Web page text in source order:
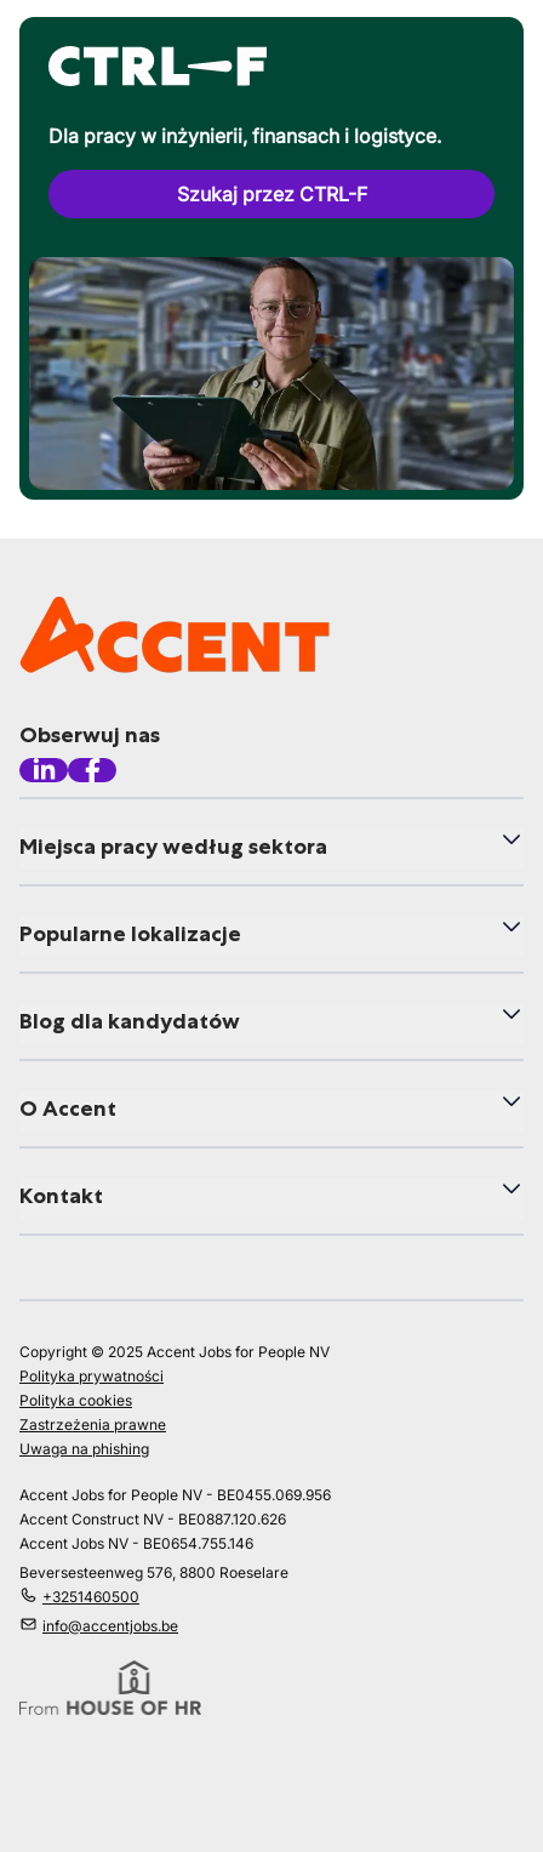
Dla pracy w inżynierii, finansach i logistyce.
Szukaj przez CTRL-F
Obserwuj nas
Miejsca pracy według sektora
Popularne lokalizacje
Blog dla kandydatów
O Accent
Kontakt
Copyright © 2025 Accent Jobs for People NV
Polityka prywatności
Polityka cookies
Zastrzeżenia prawne
Uwaga na phishing
Accent Jobs for People NV - BE0455.069.956
Accent Construct NV - BE0887.120.626
Accent Jobs NV - BE0654.755.146
Beversesteenweg 576, 8800 Roeselare
+3251460500
info@accentjobs.be